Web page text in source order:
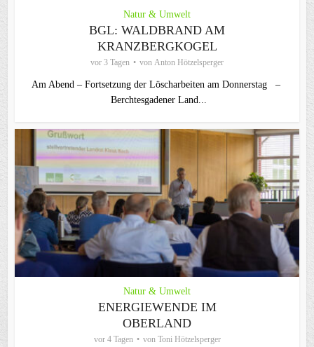
Natur & Umwelt
BGL: WALDBRAND AM
KRANZBERGKOGEL
vor 3 Tagen von Anton Hötzelsperger
Am Abend – Fortsetzung der Löscharbeiten am Donnerstag –
Berchtesgadener Land...
Natur & Umwelt
ENERGIEWENDE IM
OBERLAND
vor 4 Tagen von Toni Hötzelsperger